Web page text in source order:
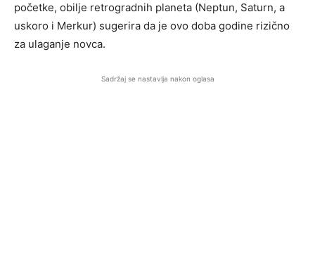
početke, obilje retrogradnih planeta (Neptun, Saturn, a
uskoro i Merkur) sugerira da je ovo doba godine rizično
za ulaganje novca.
Sadržaj se nastavlja nakon oglasa